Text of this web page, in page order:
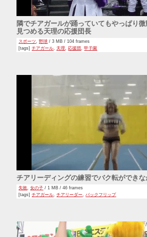
隣でチアガールが踊っていてもやっぱり
見つめる天理の応援団長
スポーツ ,野球 / 3 MB / 104 frames
[tags]チアガール,天理,応援団,甲子園
チアリーディングの練習でバク転ができ
失敗 ,女の子 / 1 MB / 46 frames
[tags]チアガール,チアリーダー,バックフリップ